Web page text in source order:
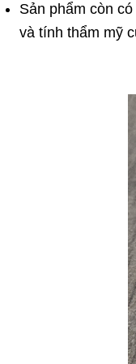
Sản phẩm còn
và tính thẩm mỹ